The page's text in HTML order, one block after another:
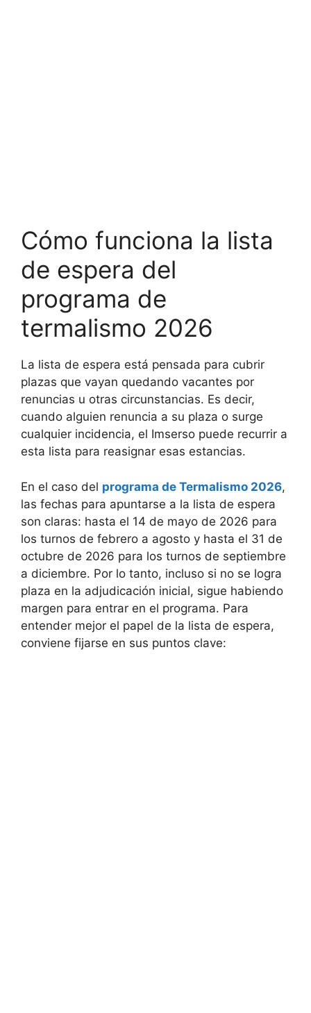
Cómo funciona la lista
de espera del
programa de
termalismo 2026
La lista de espera está pensada para cubrir
plazas que vayan quedando vacantes por
renuncias u otras circunstancias. Es decir,
cuando alguien renuncia a su plaza o surge
cualquier incidencia, el Imserso puede recurrir a
esta lista para reasignar esas estancias.
En el caso del programa de Termalismo 2026,
las fechas para apuntarse a la lista de espera
son claras: hasta el 14 de mayo de 2026 para
los turnos de febrero a agosto y hasta el 31 de
octubre de 2026 para los turnos de septiembre
a diciembre. Por lo tanto, incluso si no se logra
plaza en la adjudicación inicial, sigue habiendo
margen para entrar en el programa. Para
entender mejor el papel de la lista de espera,
conviene fijarse en sus puntos clave: